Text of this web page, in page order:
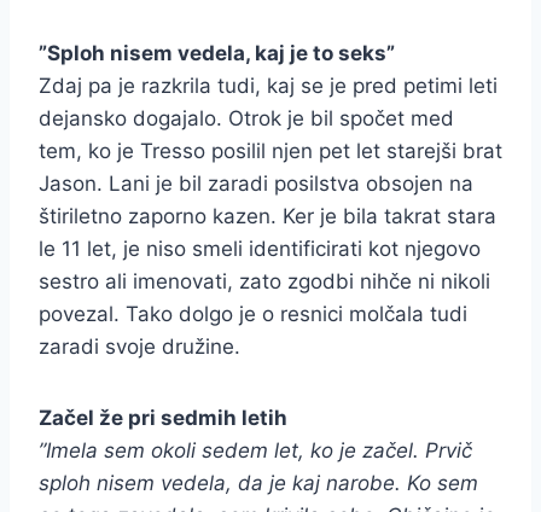
”Sploh nisem vedela, kaj je to seks”
Zdaj pa je razkrila tudi, kaj se je pred petimi leti
dejansko dogajalo. Otrok je bil spočet med
tem, ko je Tresso posilil njen pet let starejši brat
Jason. Lani je bil zaradi posilstva obsojen na
štiriletno zaporno kazen. Ker je bila takrat stara
le 11 let, je niso smeli identificirati kot njegovo
sestro ali imenovati, zato zgodbi nihče ni nikoli
povezal. Tako dolgo je o resnici molčala tudi
zaradi svoje družine.
Začel že pri sedmih letih
”Imela sem okoli sedem let, ko je začel. Prvič
sploh nisem vedela, da je kaj narobe. Ko sem